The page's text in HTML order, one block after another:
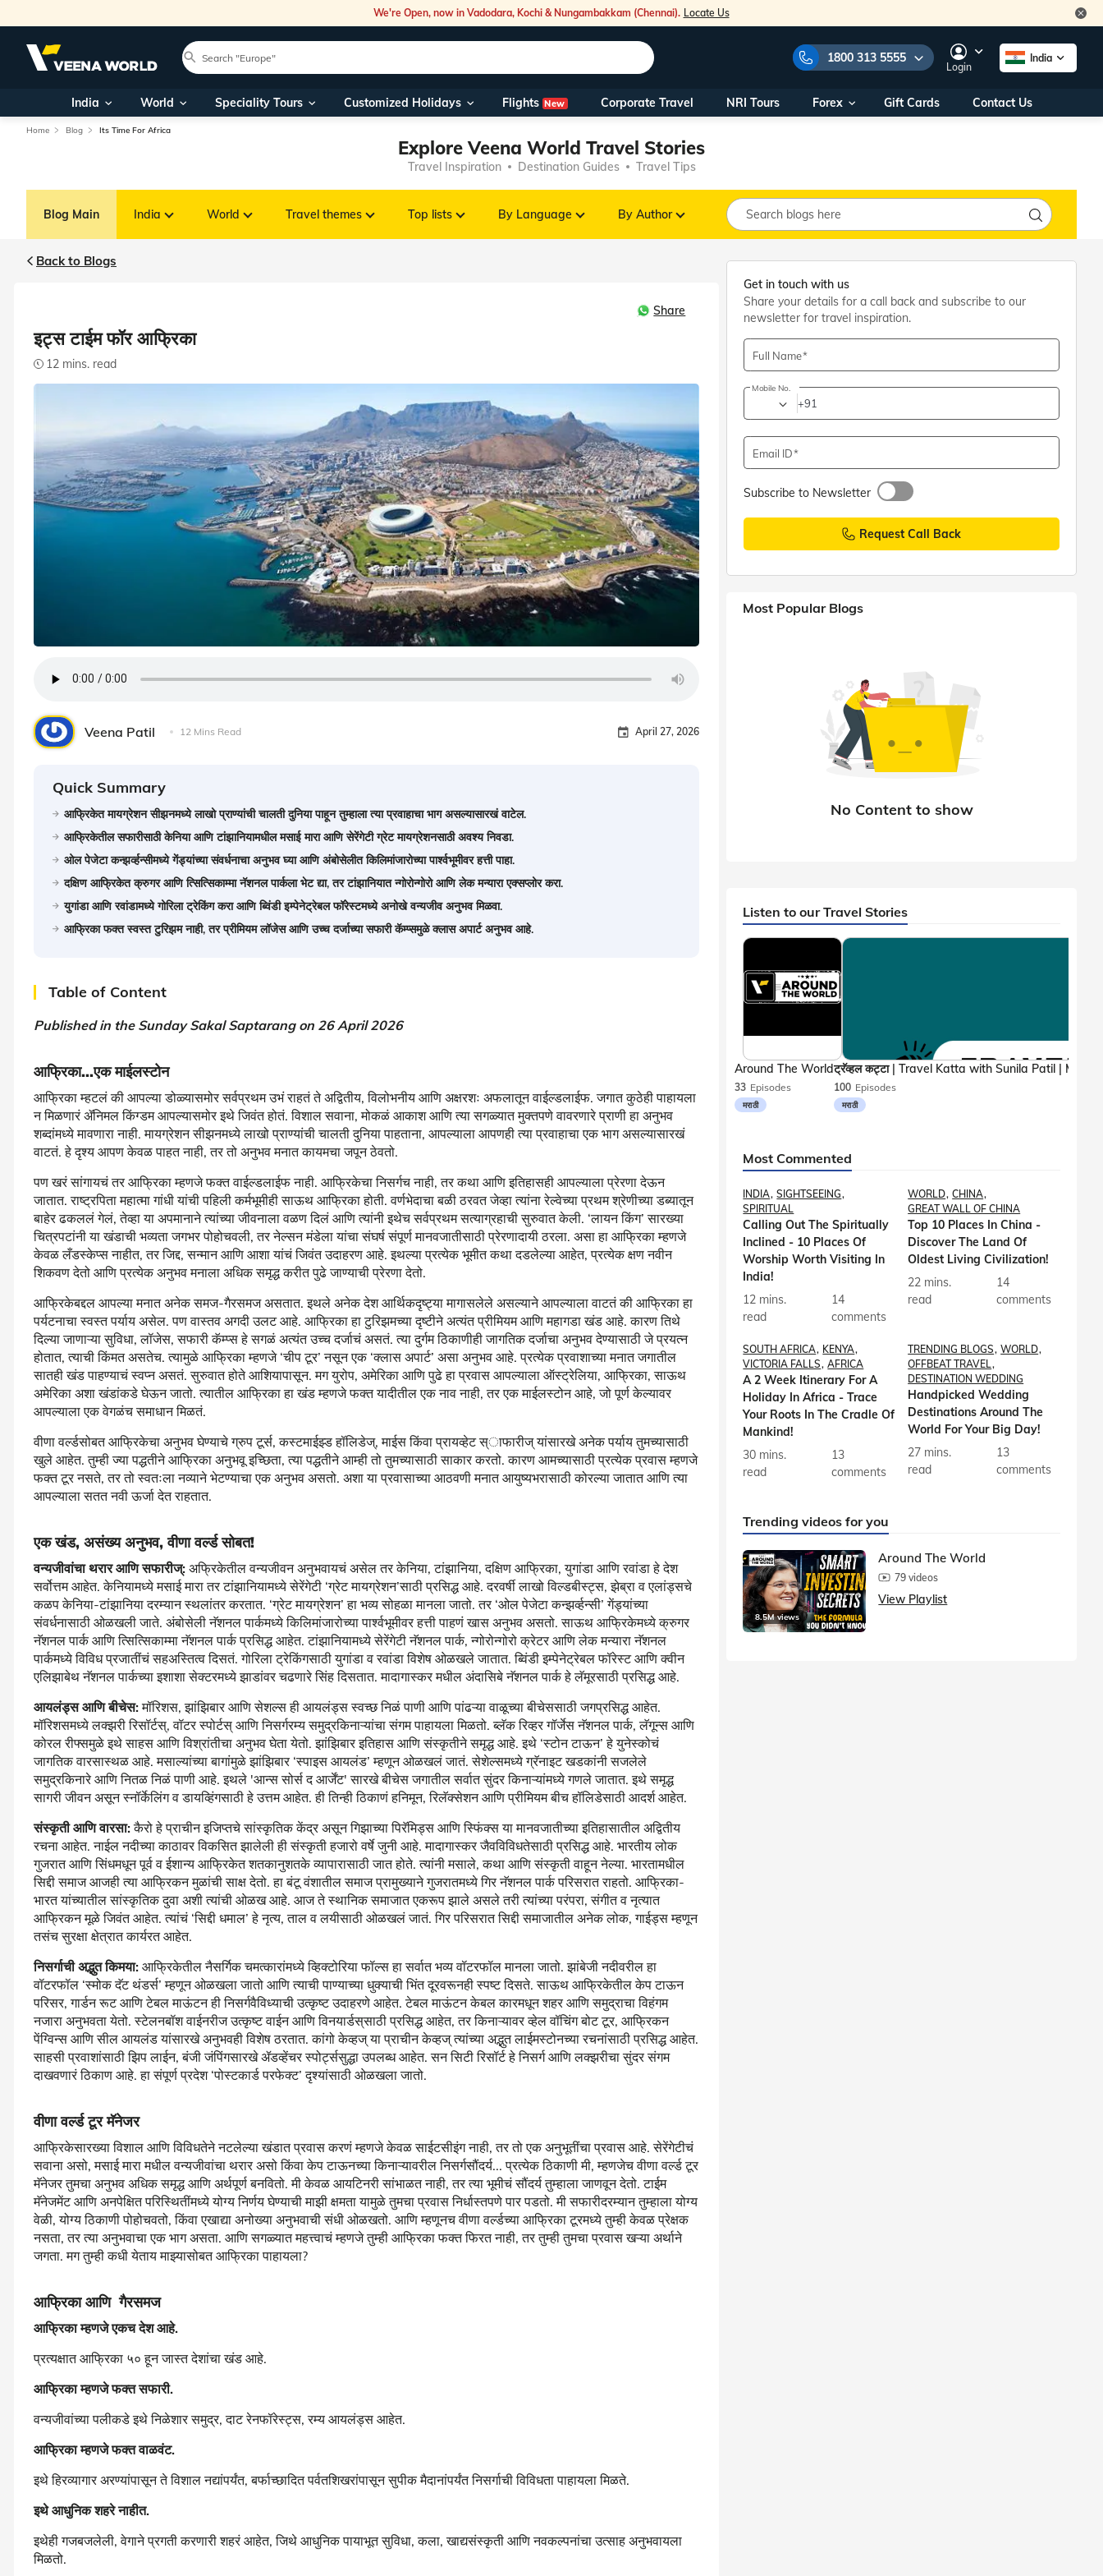
We're Open, now in Vadodara, Kochi & Nungambakkam (Chennai). Locate Us
1800 313 5555
Our Toll Free Numbers:
1800 313 5555
You can also call us on:
Foreign Nationals/
NRIs travelling
Within India
+91 915 200 4511
+91 887 997 2221
travel@veenaworld.com
Nearest Veena World Office
Business hours10AM - 7PM
Login
India
India World Speciality Tours Customized Holidays Flights New Corporate Travel NRI Tours Forex Gift Cards Contact Us
Home Blog Its Time For Africa
Explore Veena World Travel Stories
Travel Inspiration Destination Guides Travel Tips
Blog Main India World Travel themes Top lists By Language By Author
Back to Blogs
Share
इट्स टाईम फॉर आफ्रिका
12 mins. read
Veena Patil 12 Mins Read April 27, 2026
Quick Summary
आफ्रिकेत मायग्रेशन सीझनमध्ये लाखो प्राण्यांची चालती दुनिया पाहून तुम्हाला त्या प्रवाहाचा भाग असल्यासारखं वाटेल.
आफ्रिकेतील सफारीसाठी केनिया आणि टांझानियामधील मसाई मारा आणि सेरेंगेटी ग्रेट मायग्रेशनसाठी अवश्य निवडा.
ओल पेजेटा कन्झर्व्हन्सीमध्ये गेंड्यांच्या संवर्धनाचा अनुभव घ्या आणि अंबोसेलीत किलिमांजारोच्या पार्श्वभूमीवर हत्ती पाहा.
दक्षिण आफ्रिकेत क्रुगर आणि त्सित्सिकाम्मा नॅशनल पार्कला भेट द्या, तर टांझानियात न्गोरोन्गोरो आणि लेक मन्यारा एक्सप्लोर करा.
युगांडा आणि रवांडामध्ये गोरिला ट्रेकिंग करा आणि ब्विंडी इम्पेनेट्रेबल फॉरेस्टमध्ये अनोखे वन्यजीव अनुभव मिळवा.
आफ्रिका फक्त स्वस्त टुरिझम नाही, तर प्रीमियम लॉजेस आणि उच्च दर्जाच्या सफारी कॅम्प्समुळे क्लास अपार्ट अनुभव आहे.
Table of Content
Published in the Sunday Sakal Saptarang on 26 April 2026
आफ्रिका...एक माईलस्टोन
आफ्रिका म्हटलं की आपल्या डोळ्यासमोर सर्वप्रथम उभं राहतं ते अद्वितीय, विलोभनीय आणि अक्षरशः अफलातून वाईल्डलाईफ. जगात कुठेही पाहायला
न मिळणारं ॲनिमल किंग्डम आपल्यासमोर इथे जिवंत होतं. विशाल सवाना, मोकळं आकाश आणि त्या सगळ्यात मुक्तपणे वावरणारे प्राणी हा अनुभव
शब्दांमध्ये मावणारा नाही. मायग्रेशन सीझनमध्ये लाखो प्राण्यांची चालती दुनिया पाहताना, आपल्याला आपणही त्या प्रवाहाचा एक भाग असल्यासारखं
वाटतं. हे दृश्य आपण केवळ पाहत नाही, तर तो अनुभव मनात कायमचा जपून ठेवतो.
पण खरं सांगायचं तर आफ्रिका म्हणजे फक्त वाईल्डलाईफ नाही. आफ्रिकेचा निसर्गच नाही, तर कथा आणि इतिहासही आपल्याला प्रेरणा देऊन
जातात. राष्ट्रपिता महात्मा गांधी यांची पहिली कर्मभूमीही साऊथ आफ्रिका होती. वर्णभेदाचा बळी ठरवत जेव्हा त्यांना रेल्वेच्या प्रथम श्रेणीच्या डब्यातून
बाहेर ढकललं गेलं, तेव्हा या अपमानाने त्यांच्या जीवनाला वळण दिलं आणि त्यांनी इथेच सर्वप्रथम सत्याग्रहाची सुरुवात केली. ‌‘लायन किंग‌’ सारख्या
चित्रपटांनी या खंडाची भव्यता जगभर पोहोचवली, तर नेल्सन मंडेला यांचा संघर्ष संपूर्ण मानवजातीसाठी प्रेरणादायी ठरला. असा हा आफ्रिका म्हणजे
केवळ लँडस्केप्स नाहीत, तर जिद्द, सन्मान आणि आशा यांचं जिवंत उदाहरण आहे. इथल्या प्रत्येक भूमीत कथा दडलेल्या आहेत, प्रत्येक क्षण नवीन
शिकवण देतो आणि प्रत्येक अनुभव मनाला अधिक समृद्ध करीत पुढे जाण्याची प्रेरणा देतो.
आफ्रिकेबद्दल आपल्या मनात अनेक समज-गैरसमज असतात. इथले अनेक देश आर्थिकदृष्ट्या मागासलेले असल्याने आपल्याला वाटतं की आफ्रिका हा
पर्यटनाचा स्वस्त पर्याय असेल. पण वास्तव अगदी उलट आहे. आफ्रिका हा टुरिझमच्या दृष्टीने अत्यंत प्रीमियम आणि महागडा खंड आहे. कारण तिथे
दिल्या जाणाऱ्या सुविधा, लॉजेस, सफारी कॅम्प्स हे सगळं अत्यंत उच्च दर्जाचं असतं. त्या दुर्गम ठिकाणीही जागतिक दर्जाचा अनुभव देण्यासाठी जे प्रयत्न
होतात, त्याची किंमत असतेच. त्यामुळे आफ्रिका म्हणजे ‌‘चीप टूर‌’ नसून एक ‌‘क्लास अपार्ट‌’ असा अनुभव आहे. प्रत्येक प्रवाशाच्या मनात जगातील
सातही खंड पाहण्याचं स्वप्न असतं. सुरुवात होते आशियापासून. मग युरोप, अमेरिका आणि पुढे हा प्रवास आपल्याला ऑस्ट्रेलिया, आफ्रिका, साऊथ
अमेरिका अशा खंडांकडे घेऊन जातो. त्यातील आफ्रिका हा खंड म्हणजे फक्त यादीतील एक नाव नाही, तर एक माईलस्टोन आहे, जो पूर्ण केल्यावर
आपल्याला एक वेगळंच समाधान मिळतं.
वीणा वर्ल्डसोबत आफ्रिकेचा अनुभव घेण्याचे ग्रुप टूर्स, कस्टमाईझ्ड हॉलिडेज्‌‍, माईस किंवा प्रायव्हेट स्ाफारीज्‌‍ यांसारखे अनेक पर्याय तुमच्यासाठी
खुले आहेत. तुम्ही ज्या पद्धतीने आफ्रिका अनुभवू इच्छिता, त्या पद्धतीने आम्ही तो तुमच्यासाठी साकार करतो. कारण आमच्यासाठी प्रत्येक प्रवास म्हणजे
फक्त टूर नसते, तर तो स्वतःला नव्याने भेटण्याचा एक अनुभव असतो. अशा या प्रवासाच्या आठवणी मनात आयुष्यभरासाठी कोरल्या जातात आणि त्या
आपल्याला सतत नवी ऊर्जा देत राहतात.
एक खंड, असंख्य अनुभव,वीणा वर्ल्ड सोबत!
वन्यजीवांचा थरार आणि सफारीज्‌‍: अफ्रिकेतील वन्यजीवन अनुभवायचं असेल तर केनिया, टांझानिया, दक्षिण आफ्रिका, युगांडा आणि रवांडा हे देश
सर्वोत्तम आहेत. केनियामध्ये मसाई मारा तर टांझानियामध्ये सेरेंगेटी ‌‘ग्रेट मायग्रेशन‌’साठी प्रसिद्ध आहे. दरवर्षी लाखो विल्डबीस्ट्स, झेब्रा व एलांड्सचे
कळप केनिया-टांझानिया दरम्यान स्थलांतर करतात. ‌‘ग्रेट मायग्रेशन‌’ हा भव्य सोहळा मानला जातो. तर ‌‘ओल पेजेटा कन्झर्व्हन्सी‌’ गेंड्यांच्या
संवर्धनासाठी ओळखली जाते. अंबोसेली नॅशनल पार्कमध्ये किलिमांजारोच्या पार्श्वभूमीवर हत्ती पाहणं खास अनुभव असतो. साऊथ आफ्रिकेमध्ये क्रुगर
नॅशनल पार्क आणि त्सित्सिकाम्मा नॅशनल पार्क प्रसिद्ध आहेत. टांझानियामध्ये सेरेंगेटी नॅशनल पार्क, न्गोरोन्गोरो क्रेटर आणि लेक मन्यारा नॅशनल
पार्कमध्ये विविध प्रजातींचं सहअस्तित्व दिसतं. गोरिला ट्रेकिंगसाठी युगांडा व रवांडा विशेष ओळखले जातात. ब्विंडी इम्पेनेट्रेबल फॉरेस्ट आणि क्वीन
एलिझाबेथ नॅशनल पार्कच्या इशाशा सेक्टरमध्ये झाडांवर चढणारे सिंह दिसतात. मादागास्कर मधील अंदासिबे नॅशनल पार्क हे लॅमूरसाठी प्रसिद्ध आहे.
आयलंड्स आणि बीचेस:मॉरिशस, झांझिबार आणि सेशल्स ही आयलंड्स स्वच्छ निळं पाणी आणि पांढऱ्या वाळूच्या बीचेससाठी जगप्रसिद्ध आहेत.
मॉरिशसमध्ये लक्झरी रिसॉर्टस्‌‍, वॉटर स्पोर्टस्‌‍ आणि निसर्गरम्य समुद्रकिनाऱ्यांचा संगम पाहायला मिळतो. ब्लॅक रिव्हर गॉर्जेस नॅशनल पार्क, लॅगून्स आणि
कोरल रीफ्समुळे इथे साहस आणि विश्रांतीचा अनुभव घेता येतो. झांझिबार इतिहास आणि संस्कृतीने समृद्ध आहे. इथे ‌‘स्टोन टाऊन‌’ हे युनेस्कोचं
जागतिक वारसास्थळ आहे. मसाल्यांच्या बागांमुळे झांझिबार ‌‘स्पाइस आयलंड‌’ म्हणून ओळखलं जातं. सेशेल्समध्ये ग्रॅनाइट खडकांनी सजलेले
समुद्रकिनारे आणि नितळ निळं पाणी आहे. इथले 'आन्स सोर्स द आर्जेंट' सारखे बीचेस जगातील सर्वात सुंदर किनाऱ्यांमध्ये गणले जातात. इथे समृद्ध
सागरी जीवन असून स्नॉर्केलिंग व डायव्हिंगसाठी हे उत्तम आहेत. ही तिन्ही ठिकाणं हनिमून, रिलॅक्सेशन आणि प्रीमियम बीच हॉलिडेसाठी आदर्श आहेत.
संस्कृती आणि वारसा:कैरो हे प्राचीन इजिप्तचे सांस्कृतिक केंद्र असून गिझाच्या पिरॅमिड्स आणि स्फिंक्स या मानवजातीच्या इतिहासातील अद्वितीय
रचना आहेत. नाईल नदीच्या काठावर विकसित झालेली ही संस्कृती हजारो वर्षे जुनी आहे. मादागास्कर जैवविविधतेसाठी प्रसिद्ध आहे. भारतीय लोक
गुजरात आणि सिंधमधून पूर्व व ईशान्य आफ्रिकेत शतकानुशतके व्यापारासाठी जात होते. त्यांनी मसाले, कथा आणि संस्कृती वाहून नेल्या. भारतामधील
सिद्दी समाज आजही त्या आफ्रिकन मुळांची साक्ष देतो. हा बंटू वंशातील समाज प्रामुख्याने गुजरातमध्ये गिर नॅशनल पार्क परिसरात राहतो. आफ्रिका-
भारत यांच्यातील सांस्कृतिक दुवा अशी त्यांची ओळख आहे. आज ते स्थानिक समाजात एकरूप झाले असले तरी त्यांच्या परंपरा, संगीत व नृत्यात
आफ्रिकन मूळे जिवंत आहेत. त्यांचं ‌‘सिद्दी धमाल‌’ हे नृत्य, ताल व लयीसाठी ओळखलं जातं. गिर परिसरात सिद्दी समाजातील अनेक लोक, गाईड्स म्हणून
तसंच सुरक्षा क्षेत्रात कार्यरत आहेत.
निसर्गाची अद्भुत किमया: आफ्रिकेतील नैसर्गिक चमत्कारांमध्ये व्हिक्टोरिया फॉल्स हा सर्वात भव्य वॉटरफॉल मानला जातो. झांबेजी नदीवरील हा
वॉटरफॉल ‌‘स्मोक दॅट थंडर्स‌’ म्हणून ओळखला जातो आणि त्याची पाण्याच्या धुक्याची भिंत दूरवरूनही स्पष्ट दिसते. साऊथ आफ्रिकेतील केप टाऊन
परिसर, गार्डन रूट आणि टेबल माऊंटन ही निसर्गवैविध्याची उत्कृष्ट उदाहरणे आहेत. टेबल माऊंटन केबल कारमधून शहर आणि समुद्राचा विहंगम
नजारा अनुभवता येतो. स्टेलनबॉश वाईनरीज उत्कृष्ट वाईन आणि विनयार्डस्‌‍साठी प्रसिद्ध आहेत, तर किनाऱ्यावर व्हेल वॉचिंग बोट टूर, आफ्रिकन
पेंग्विन्स आणि सील आयलंड यांसारखे अनुभवही विशेष ठरतात. कांगो केव्हज्‌‍ या प्राचीन केव्हज्‌‍ त्यांच्या अद्भुत लाईमस्टोनच्या रचनांसाठी प्रसिद्ध आहेत.
साहसी प्रवाशांसाठी झिप लाईन, बंजी जंपिंगसारखे ॲडव्हेंचर स्पोर्ट्ससुद्धा उपलब्ध आहेत. सन सिटी रिसॉर्ट हे निसर्ग आणि लक्झरीचा सुंदर संगम
दाखवणारं ठिकाण आहे. हा संपूर्ण प्रदेश ‌‘पोस्टकार्ड परफेक्ट‌’ दृश्यांसाठी ओळखला जातो.
वीणा वर्ल्ड टूर मॅनेजर
आफ्रिकेसारख्या विशाल आणि विविधतेने नटलेल्या खंडात प्रवास करणं म्हणजे केवळ साईटसीइंग नाही, तर तो एक अनुभूतींचा प्रवास आहे. सेरेंगेटीचं
सवाना असो, मसाई मारा मधील वन्यजीवांचा थरार असो किंवा केप टाऊनच्या किनाऱ्यावरील निसर्गसौंदर्य... प्रत्येक ठिकाणी मी, म्हणजेच वीणा वर्ल्ड टूर
मॅनेजर तुमचा अनुभव अधिक समृद्ध आणि अर्थपूर्ण बनवितो. मी केवळ आयटिनरी सांभाळत नाही, तर त्या भूमीचं सौंदर्य तुम्हाला जाणवून देतो. टाईम
मॅनेजमेंट आणि अनपेक्षित परिस्थितींमध्ये योग्य निर्णय घेण्याची माझी क्षमता यामुळे तुमचा प्रवास निर्धास्तपणे पार पडतो. मी सफारीदरम्यान तुम्हाला योग्य
वेळी, योग्य ठिकाणी पोहोचवतो, किंवा एखाद्या अनोख्या अनुभवाची संधी ओळखतो. आणि म्हणूनच वीणा वर्ल्डच्या आफ्रिका टूरमध्ये तुम्ही केवळ प्रेक्षक
नसता, तर त्या अनुभवाचा एक भाग असता. आणि सगळ्यात महत्त्वाचं म्हणजे तुम्ही आफ्रिका फक्त फिरत नाही, तर तुम्ही तुमचा प्रवास खऱ्या अर्थाने
जगता. मग तुम्ही कधी येताय माझ्यासोबत आफ्रिका पाहायला?
आफ्रिका आणि गैरसमज
आफ्रिका म्हणजे एकच देश आहे.
प्रत्यक्षात आफ्रिका ५० हून जास्त देशांचा खंड आहे.
आफ्रिका म्हणजे फक्त सफारी.
वन्यजीवांच्या पलीकडे इथे निळेशार समुद्र, दाट रेनफॉरेस्ट्स, रम्य आयलंड्स आहेत.
आफ्रिका म्हणजे फक्त वाळवंट.
इथे हिरव्यागार अरण्यांपासून ते विशाल नद्यांपर्यंत, बर्फाच्छादित पर्वतशिखरांपासून सुपीक मैदानांपर्यंत निसर्गाची विविधता पाहायला मिळते.
इथे आधुनिक शहरे नाहीत.
इथेही गजबजलेली, वेगाने प्रगती करणारी शहरं आहेत, जिथे आधुनिक पायाभूत सुविधा, कला, खाद्यसंस्कृती आणि नवकल्पनांचा उत्साह अनुभवायला
मिळतो.
Get in touch with us
Share your details for a call back and subscribe to our
newsletter for travel inspiration.
Full Name
Mobile No.
+91
Email ID
Subscribe to Newsletter
Request Call Back
Most Popular Blogs
Listen to our Travel Stories
33 Episodes
मराठी
Around The World
100 Episodes
मराठी
Most Commented
INDIA SIGHTSEEING
SPIRITUAL
Calling Out The Spiritually
Inclined - 10 Places Of
Worship Worth Visiting In
India!
12 mins.
read
14
comments
WORLD CHINA
GREAT WALL OF CHINA
Top 10 Places In China -
Discover The Land Of
Oldest Living Civilization!
22 mins.
read
14
comments
SOUTH AFRICA KENYA
VICTORIA FALLS
AFRICA
A 2 Week Itinerary For A
Holiday In Africa - Trace
Your Roots In The Cradle Of
Mankind!
30 mins.
read
13
comments
TRENDING BLOGS
WORLD
OFFBEAT TRAVEL
DESTINATION WEDDING
Handpicked Wedding
Destinations Around The
World For Your Big Day!
27 mins.
read
13
comments
Trending videos for you
8.5M views
Around The World
79 videos
View Playlist